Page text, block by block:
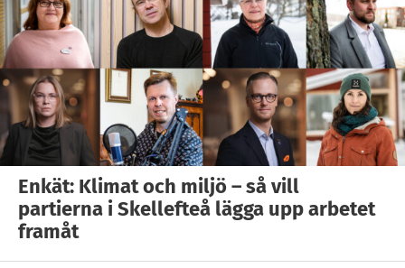
Enkät: Klimat och miljö – så vill
partierna i Skellefteå lägga upp arbetet
framåt